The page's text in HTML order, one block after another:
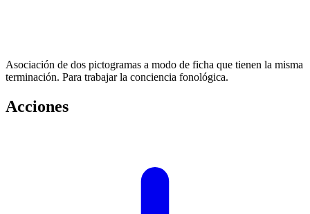
Asociación de dos pictogramas a modo de ficha que tienen la misma
terminación. Para trabajar la conciencia fonológica.
Acciones